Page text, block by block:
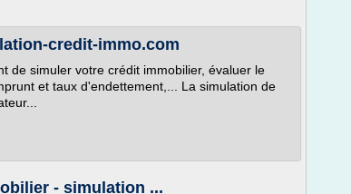
credit-immo.com
de simuler votre crédit immobilier, évaluer le
et taux d'endettement,... La simulation de
- simulation ...